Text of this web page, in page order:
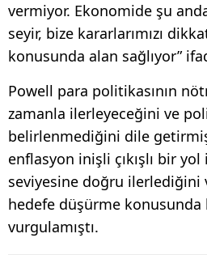
vermiyor. Ekonomide şu
seyir, bize kararlarımızı
konusunda alan sağlıyor”
Powell para politikasının
zamanla ilerleyeceğini ve
belirlenmediğini dile
enflasyon inişli çıkışlı bir
seviyesine doğru ilerlediğini
hedefe düşürme konusunda
vurgulamıştı.